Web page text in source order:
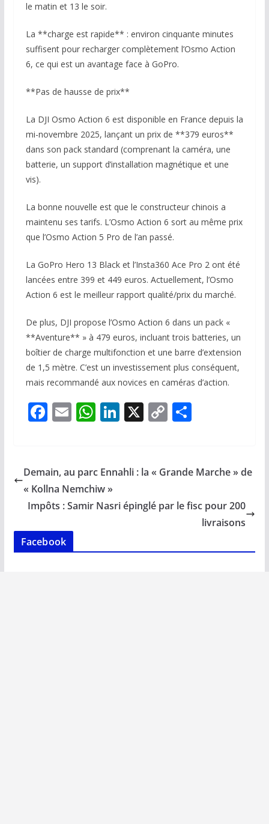
le matin et 13 le soir.
La **charge est rapide** : environ cinquante minutes
suffisent pour recharger complètement l’Osmo Action
6, ce qui est un avantage face à GoPro.
**Pas de hausse de prix**
La DJI Osmo Action 6 est disponible en France depuis la
mi-novembre 2025, lançant un prix de **379 euros**
dans son pack standard (comprenant la caméra, une
batterie, un support d’installation magnétique et une
vis).
La bonne nouvelle est que le constructeur chinois a
maintenu ses tarifs. L’Osmo Action 6 sort au même prix
que l’Osmo Action 5 Pro de l’an passé.
La GoPro Hero 13 Black et l’Insta360 Ace Pro 2 ont été
lancées entre 399 et 449 euros. Actuellement, l’Osmo
Action 6 est le meilleur rapport qualité/prix du marché.
De plus, DJI propose l’Osmo Action 6 dans un pack «
**Aventure** » à 479 euros, incluant trois batteries, un
boîtier de charge multifonction et une barre d’extension
de 1,5 mètre. C’est un investissement plus conséquent,
mais recommandé aux novices en caméras d’action.
F
b
o
o
k
E
l
W
s
A
p
Li
e
n
X C
y
n
P
g
Demain, au parc Ennahli : la « Grande Marche » de
« Kollna Nemchiw »
Impôts : Samir Nasri épinglé par le fisc pour 200
livraisons
Facebook